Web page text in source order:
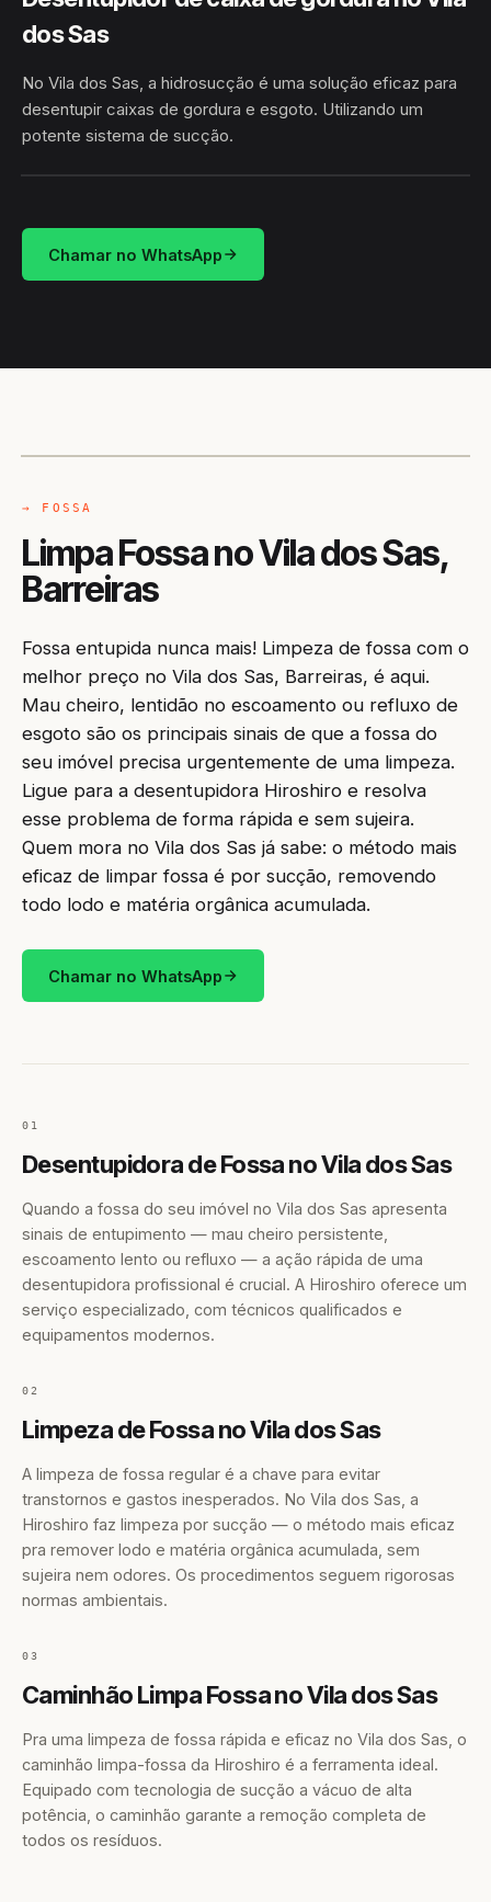
dos Sas
No Vila dos Sas, a hidrosucção é uma solução eficaz para
desentupir caixas de gordura e esgoto. Utilizando um
potente sistema de sucção.
HIDROSUCÇÃO VILA DOS SAS · BARREIRAS/BA
Chamar no WhatsApp
→ FOSSA
Limpa Fossa no Vila dos Sas,
Barreiras
Fossa entupida nunca mais! Limpeza de fossa com o
melhor preço no Vila dos Sas, Barreiras, é aqui.
Mau cheiro, lentidão no escoamento ou refluxo de
esgoto são os principais sinais de que a fossa do
seu imóvel precisa urgentemente de uma limpeza.
Ligue para a desentupidora Hiroshiro e resolva
esse problema de forma rápida e sem sujeira.
Quem mora no Vila dos Sas já sabe: o método mais
eficaz de limpar fossa é por sucção, removendo
todo lodo e matéria orgânica acumulada.
Chamar no WhatsApp
01
Desentupidora de Fossa no Vila dos Sas
Quando a fossa do seu imóvel no Vila dos Sas apresenta
sinais de entupimento — mau cheiro persistente,
escoamento lento ou refluxo — a ação rápida de uma
desentupidora profissional é crucial. A Hiroshiro oferece um
serviço especializado, com técnicos qualificados e
equipamentos modernos.
02
Limpeza de Fossa no Vila dos Sas
A limpeza de fossa regular é a chave para evitar
transtornos e gastos inesperados. No Vila dos Sas, a
Hiroshiro faz limpeza por sucção — o método mais eficaz
pra remover lodo e matéria orgânica acumulada, sem
sujeira nem odores. Os procedimentos seguem rigorosas
normas ambientais.
03
Caminhão Limpa Fossa no Vila dos Sas
Pra uma limpeza de fossa rápida e eficaz no Vila dos Sas, o
caminhão limpa-fossa da Hiroshiro é a ferramenta ideal.
Equipado com tecnologia de sucção a vácuo de alta
potência, o caminhão garante a remoção completa de
todos os resíduos.